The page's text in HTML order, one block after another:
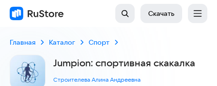
Скачать
Главная Каталог Спорт
Jumpion: спортивная скакалка
Строителева Алина Андреевна